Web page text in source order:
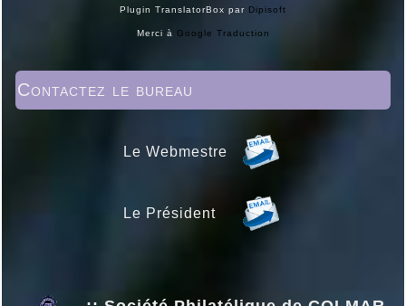
Plugin TranslatorBox par Dipisoft
Merci à Google Traduction
Contactez le bureau
Le Webmestre
Le Président